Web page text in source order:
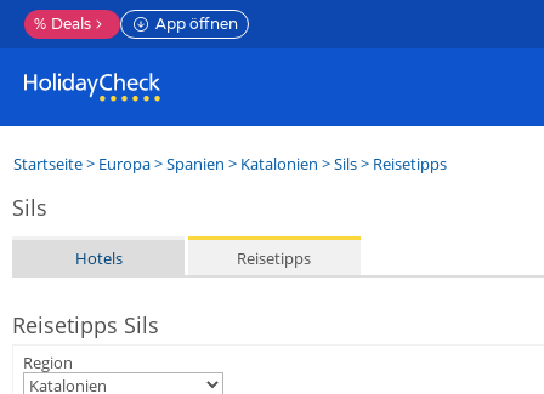
% Deals App öffnen
Startseite> Europa>Spanien > Katalonien >Sils> Reisetipps
Sils
Hotels Reisetipps
Reisetipps Sils
Region